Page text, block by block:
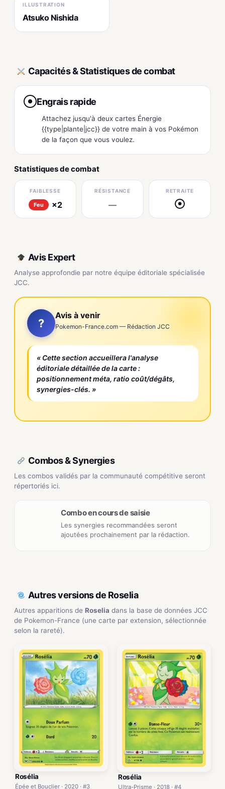
ILLUSTRATION
Atsuko Nishida
Capacités & Statistiques de combat
● Engrais rapide
Attachez jusqu'à deux cartes Énergie
{{type|plante|jcc}} de votre main à vos Pokémon
de la façon que vous voulez.
Statistiques de combat
FAIBLESSE
Feu ×2
RÉSISTANCE
—
RETRAITE
●
Avis Expert
Analyse approfondie par notre équipe éditoriale spécialisée
JCC.
?
Avis à venir
Pokemon-France.com — Rédaction JCC
« Cette section accueillera l'analyse
éditoriale détaillée de la carte :
positionnement méta, ratio coût/dégâts,
synergies-clés. »
Combos & Synergies
Les combos validés par la communauté compétitive seront
répertoriés ici.
Combo en cours de saisie
Les synergies recommandées seront
ajoutées prochainement par la rédaction.
Autres versions de Roselia
Autres apparitions de Roselia dans la base de données JCC
de Pokemon-France (une carte par extension, sélectionnée
selon la rareté).
Rosélia
Épée et Bouclier · 2020 · #3
Rosélia
Ultra-Prisme · 2018 · #4